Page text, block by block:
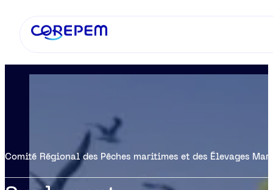
Comité Régional des Pêches maritimes et des Élevages